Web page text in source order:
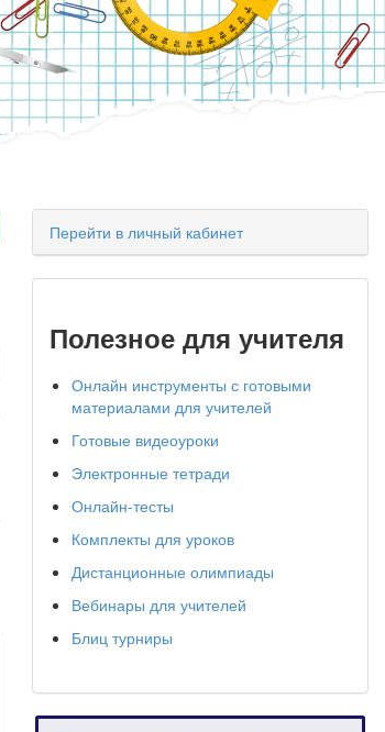
Перейти в личный кабинет
Полезное для учителя
Онлайн инструменты с готовыми
материалами для учителей
Готовые видеоуроки
Электронные тетради
Онлайн-тесты
Комплекты для уроков
Дистанционные олимпиады
Вебинары для учителей
Блиц турниры